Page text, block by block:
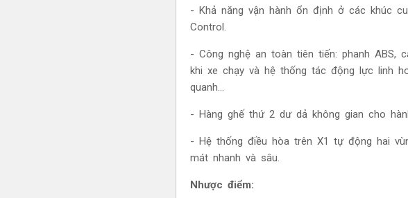
- Khả năng vận hành ổn định ở các khúc
Control.
- Công nghệ an toàn tiên tiến: phanh ABS,
khi xe chạy và hệ thống tác động lực linh
quanh…
- Hàng ghế thứ 2 dư dả không gian cho
- Hệ thống điều hòa trên X1 tự động hai
mát nhanh và sâu.
Nhược điểm: